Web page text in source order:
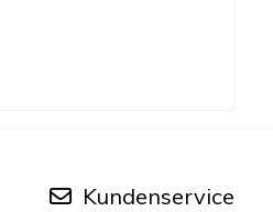
Kundenservice